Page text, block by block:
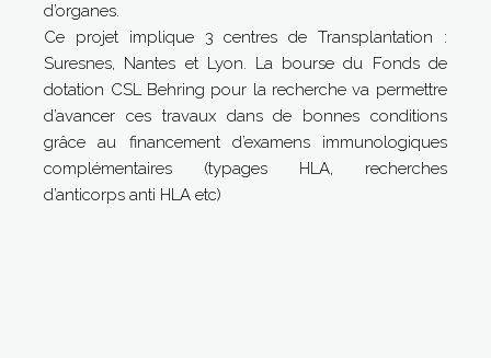
d’organes.
Ce projet implique 3 centres de Transplantation :
Suresnes, Nantes et Lyon. La bourse du Fonds de
dotation CSL Behring pour la recherche va permettre
d’avancer ces travaux dans de bonnes conditions
grâce au financement d’examens immunologiques
complémentaires (typages HLA, recherches
d’anticorps anti HLA etc)